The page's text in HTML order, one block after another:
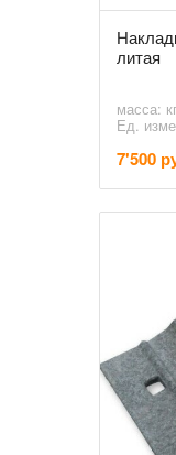
литая
масса:
Ед.
7'500